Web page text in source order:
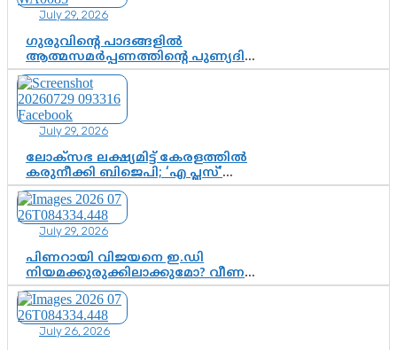
July 29, 2026
ഗുരുവിന്റെ പാദങ്ങളിൽ
ആത്മസമർപ്പണത്തിന്റെ പുണ്യദിനം;
മാതാ അമൃതാനന്ദമയി മഠത്തിൽ
ഭക്തിസാന്ദ്രമായി ഗുരുപൂർണിമ
ആഘോഷം
July 29, 2026
ലോക്സഭ ലക്ഷ്യമിട്ട് കേരളത്തിൽ
കരുനീക്കി ബിജെപി; ‘എ പ്ലസ്’
മണ്ഡലങ്ങളിൽ പ്രമുഖരെ ഇറക്കി
കേന്ദ്രനേതൃത്വം, തിരുവനന്തപുരത്ത്
രാജീവ് ചന്ദ്രശേഖർ, ആറ്റിങ്ങലിൽ
കെ. സുരേന്ദ്രൻ; ആലപ്പുഴയിൽ
ശോഭാ സുരേന്ദ്രൻ..
July 29, 2026
പിണറായി വിജയനെ ഇ.ഡി
നിയമക്കുരുക്കിലാക്കുമോ? വീണ
വിജയൻ മാപ്പുസാക്ഷിയാകുമോ?
കർത്തയുടെ മൊഴി നിർണായക
വഴിത്തിരിവാകുമോ?
July 26, 2026